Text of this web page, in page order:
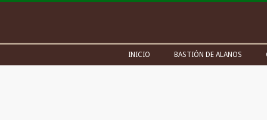
Navigation
INICIO BASTIÓN DE ALANOS